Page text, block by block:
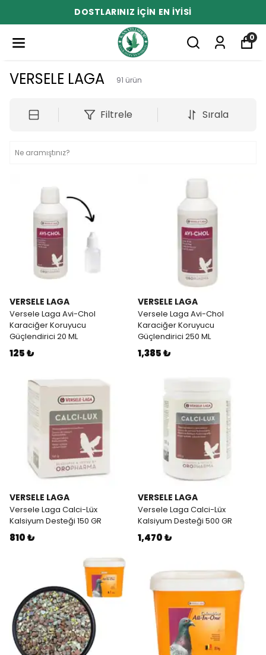
DOSTLARINIZ İÇİN EN İYİSİ
0
VERSELE LAGA 91 ürün
Filtrele Sırala
VERSELE LAGA
Versele Laga Avi-Chol
Karaciğer Koruyucu
Güçlendirici 20 ML
125 ₺
VERSELE LAGA
Versele Laga Avi-Chol
Karaciğer Koruyucu
Güçlendirici 250 ML
1,385 ₺
VERSELE LAGA
Versele Laga Calci-Lüx
Kalsiyum Desteği 150 GR
810 ₺
VERSELE LAGA
Versele Laga Calci-Lüx
Kalsiyum Desteği 500 GR
1,470 ₺